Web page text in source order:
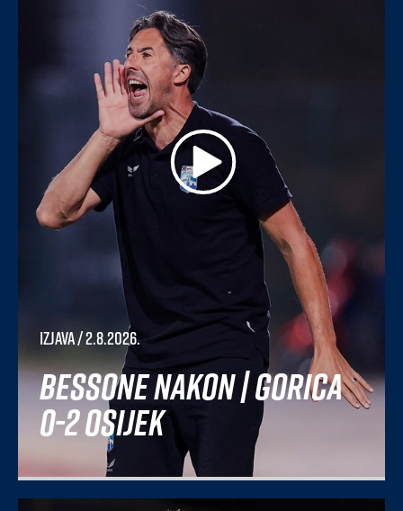
Izjava/ 2.8.2026.
Bessone nakon | Gorica
0-2 Osijek